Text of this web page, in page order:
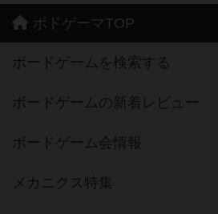
ボドゲーマTOP
ボードゲームを検索する
ボードゲームの新着レビュー
ボードゲーム会情報
メカニクス特集